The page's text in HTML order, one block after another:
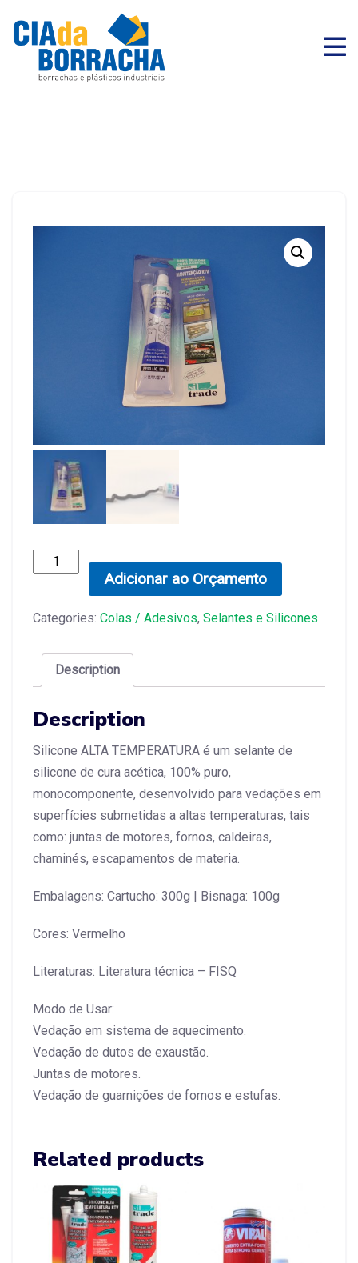
Silicone
Preto
Adicionar ao Orçamento
Categories: Colas / Adesivos, Selantes e Silicones
Description
Description
Silicone ALTA TEMPERATURA é um selante de
silicone de cura acética, 100% puro,
monocomponente, desenvolvido para vedações em
superfícies submetidas a altas temperaturas, tais
como: juntas de motores, fornos, caldeiras,
chaminés, escapamentos de materia.
Embalagens: Cartucho: 300g | Bisnaga: 100g
Cores: Vermelho
Literaturas: Literatura técnica – FISQ
Modo de Usar:
Vedação em sistema de aquecimento.
Vedação de dutos de exaustão.
Juntas de motores.
Vedação de guarnições de fornos e estufas.
Related products